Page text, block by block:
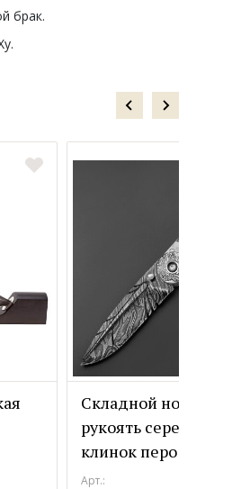
брак.
Складной нож
рукоять серебро
клинок перо
Арт.: